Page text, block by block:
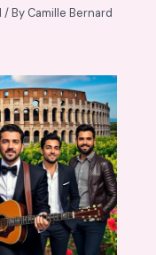
/ By Camille Bernard